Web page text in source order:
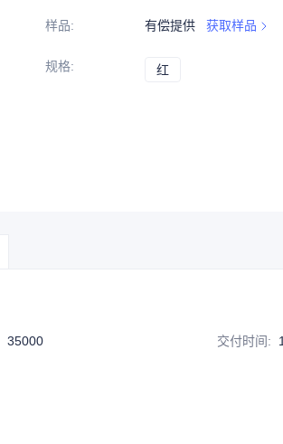
样品: 有偿提供 获取样品
规格: 红
35000 交付时间: